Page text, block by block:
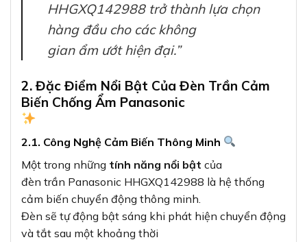
HHGXQ142988 trở thành lựa chọn
hàng đầu cho các không
gian ẩm ướt hiện đại.”
2. Đặc Điểm Nổi Bật Của Đèn Trần Cảm
Biến Chống Ẩm Panasonic
2.1. Công Nghệ Cảm Biến Thông Minh
Một trong những tính năng nổi bật của
đèn trần Panasonic HHGXQ142988 là hệ thống
cảm biến chuyển động thông minh.
Đèn sẽ tự động bật sáng khi phát hiện chuyển động
và tắt sau một khoảng thời